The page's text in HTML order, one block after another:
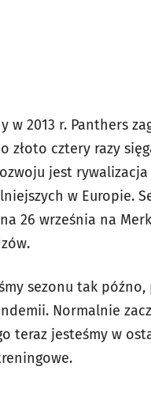
w 2013 r. Panthers
złoto cztery razy
jest
w Europie.
26 września na
sezonu tak późno,
Normalnie
teraz jesteśmy w